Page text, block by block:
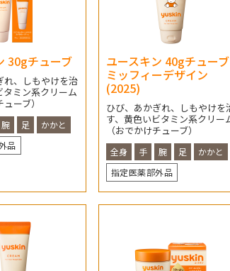
30gチューブ
れ、しもやけを治
タミン系クリーム
ーブ）
腕 足
かかと
品
ユースキン 40gチューブ
ミッフィーデザイン
(2025)
ひび、あかぎれ、しもやけを
す、黄色いビタミン系クリー
（おでかけチューブ）
全身 手 腕 足
かかと
指定医薬部外品